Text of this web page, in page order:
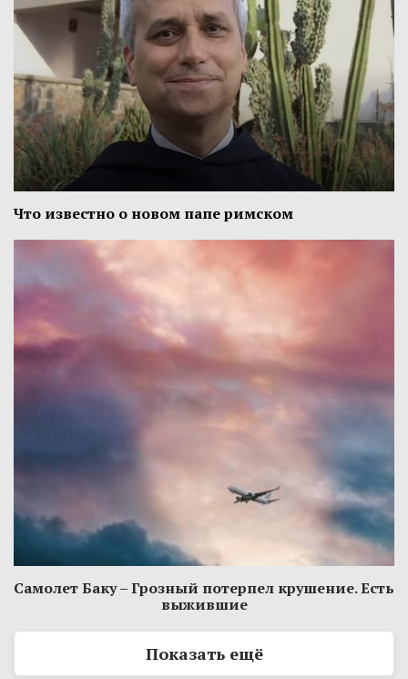
Что известно о новом папе римском
Самолет Баку – Грозный потерпел крушение. Есть
выжившие
Показать ещё